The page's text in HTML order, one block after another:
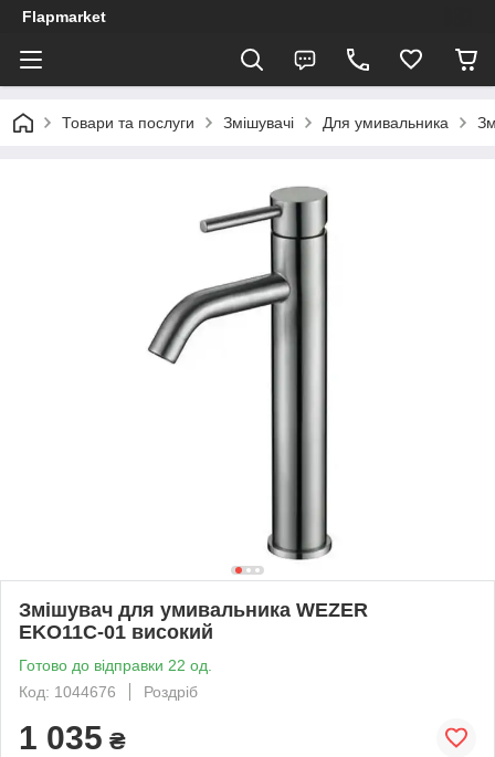
Flapmarket
Товари та послуги Змішувачі Для умивальника
Змішувач для умивальника WEZER
EKO11С-01 високий
Готово до відправки 22 од.
Код: 1044676
Роздріб
1 035 ₴